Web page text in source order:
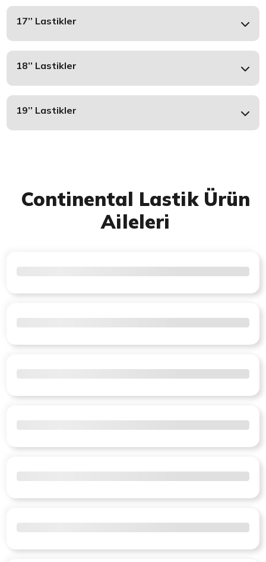
17’’ Lastikler
18’’ Lastikler
19’’ Lastikler
Continental Lastik Ürün
Aileleri